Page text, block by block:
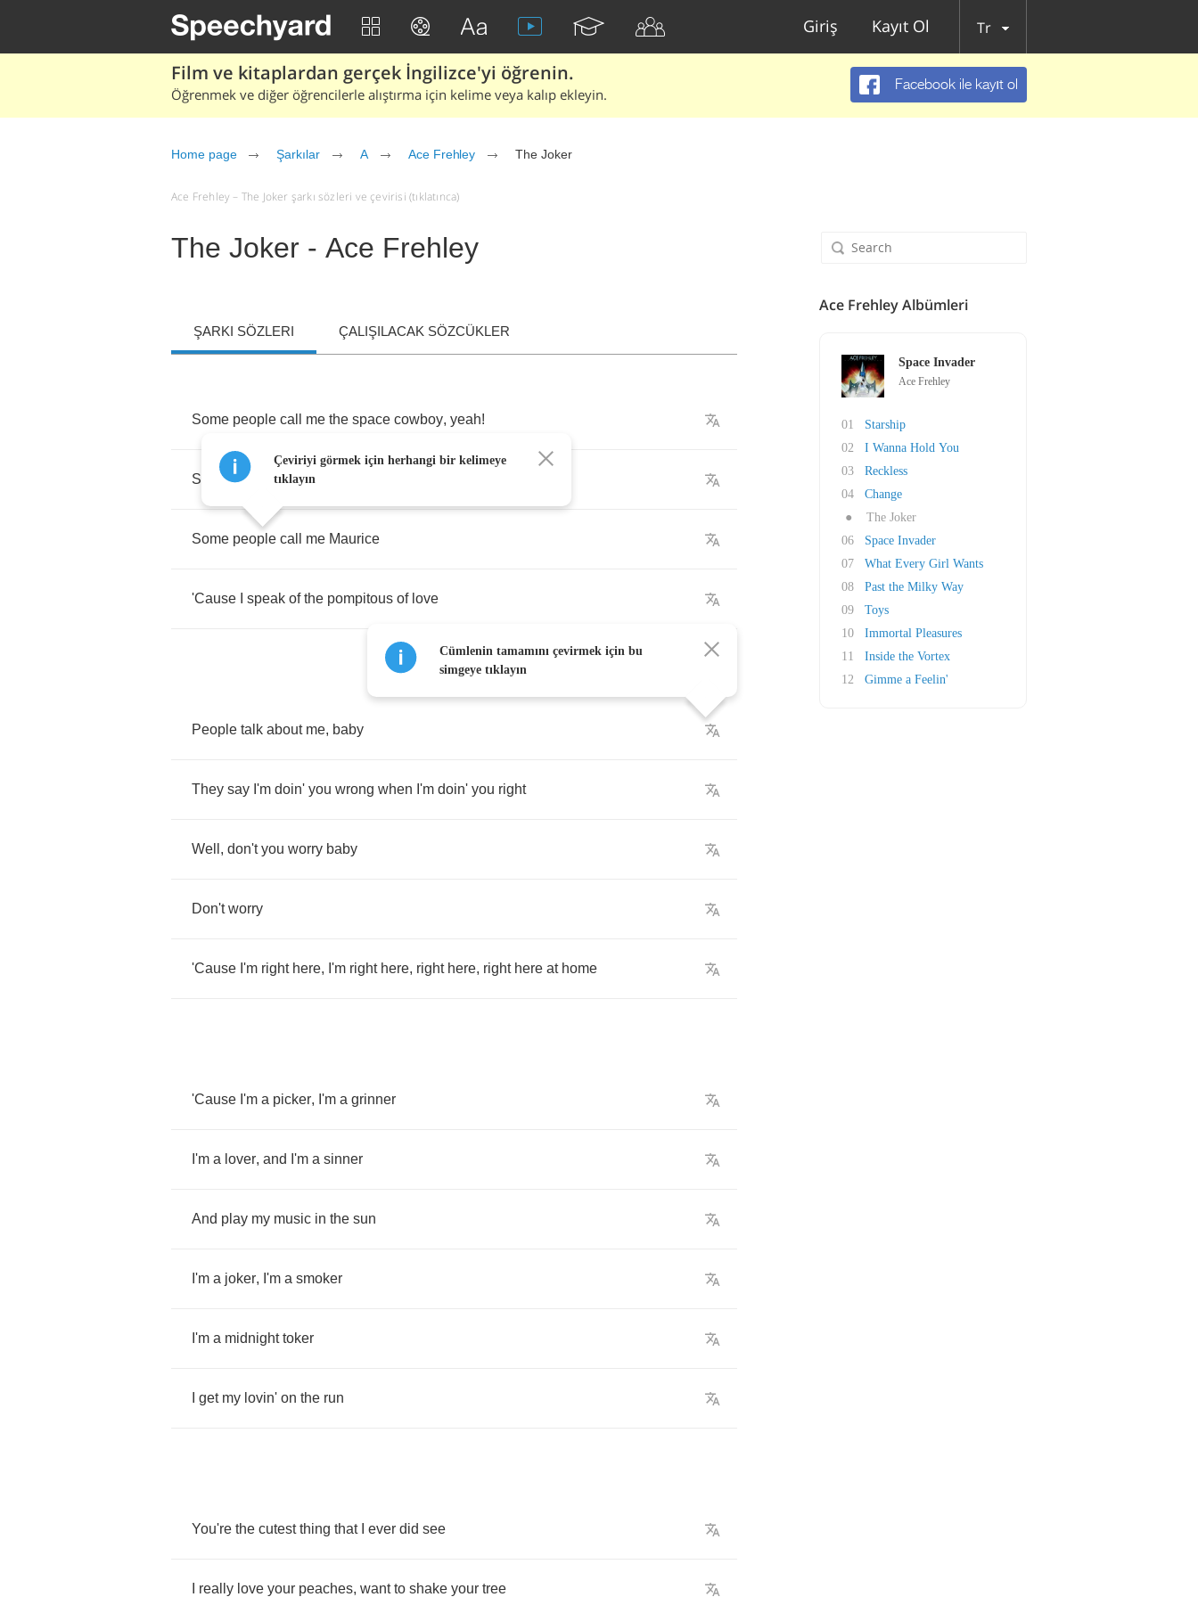
Giriş Kayıt Ol Tr
Film ve kitaplardan gerçek İngilizce'yi öğrenin.
Öğrenmek ve diğer öğrencilerle alıştırma için kelime veya kalıp ekleyin.
Facebook ile kayıt ol
Home page Şarkılar A Ace Frehley The Joker
Ace Frehley – The Joker şarkı sözleri ve çevirisi (tıklatınca)
The Joker - Ace Frehley
ŞARKI SÖZLERI ÇALIŞILACAK SÖZCÜKLER
Some people call me the space cowboy, yeah!
Some call me the gangster
Some people call me Maurice
'Cause speak of the pompitous of love
People talk about me, baby
They say I'm doin' you wrong when I'm doin' you right
Well , don't you worry baby
Don't worry
'Cause I'm right here, I'm right here, right here, right here at home
'Cause I'm a picker, I'm a grinner
I'm a lover, and I'm a sinner
And play my music in the sun
I'm a joker, I'm a smoker
I'm a midnight toker
get my lovin' on the run
You're the cutest thing that ever did see
really love your peaches, want to shake your tree
Çeviriyi görmek için herhangi bir kelimeye
tıklayın
Cümlenin tamamını çevirmek için bu
simgeye tıklayın
Ace Frehley Albümleri
Space Invader
Ace Frehley
01
Starship
02
I Wanna Hold You
03
Reckless
04
Change
●
The Joker
06
Space Invader
07
What Every Girl Wants
08
Past the Milky Way
09
Toys
10
Immortal Pleasures
11
Inside the Vortex
12
Gimme a Feelin'